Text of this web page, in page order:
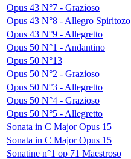
Opus 43 N°7 - Grazioso
Opus 43 N°8 - Allegro Spiritozo
Opus 43 N°9 - Allegretto
Opus 50 N°1 - Andantino
Opus 50 N°13
Opus 50 N°2 - Grazioso
Opus 50 N°3 - Allegretto
Opus 50 N°4 - Grazioso
Opus 50 N°5 - Allegretto
Sonata in C Major Opus 15
Sonata in C Major Opus 15
Sonatine n°1 op 71 Maestroso